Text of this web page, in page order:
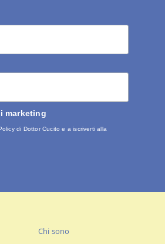
marketing
di Dottor Cucito e a iscriverti alla
Chi sono